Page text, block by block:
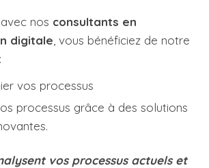
nos consultants en
digitale, vous bénéficiez de notre
vos processus
processus grâce à des solutions
vos processus actuels et